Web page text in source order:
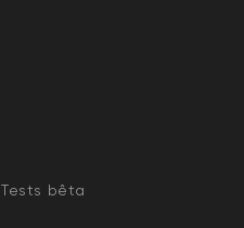
Tests bêta